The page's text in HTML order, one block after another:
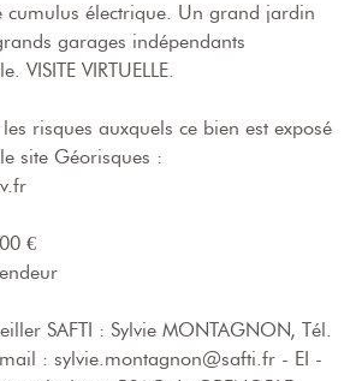
cumulus électrique. Un grand jardin
garages indépendants
VISITE VIRTUELLE.
risques auxquels ce bien est exposé
site Géorisques :
€
SAFTI : Sylvie MONTAGNON, Tél.
: sylvie.montagnon@safti.fr - EI -